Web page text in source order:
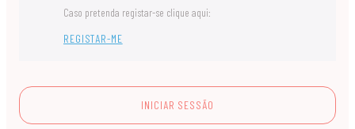
Caso pretenda registar-se clique aqui:
REGISTAR-ME
INICIAR SESSÃO